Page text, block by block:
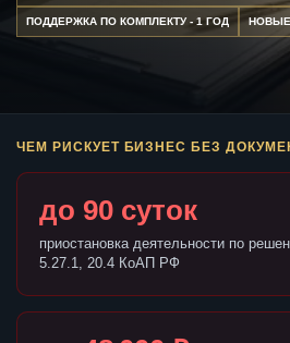
ПОДДЕРЖКА ПО КОМПЛЕКТУ - 1 ГОД НОВЫЕ
ЧЕМ РИСКУЕТ БИЗНЕС БЕЗ
до 90 суток
приостановка деятельности по
5.27.1, 20.4 КоАП РФ